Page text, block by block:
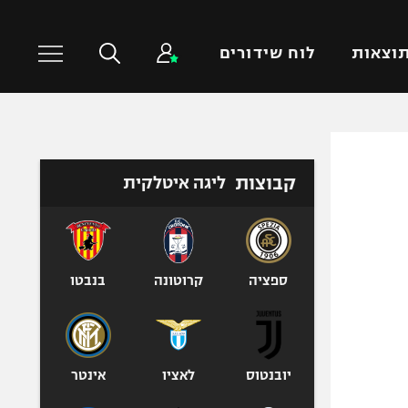
תוצאות לוח שידורים
טניס
כדורעף
אגרוף
ספורט אולימפי
קבוצות ליגה איטלקית
ספציה קרוטונה בנבטו
יובנטוס לאציו אינטר